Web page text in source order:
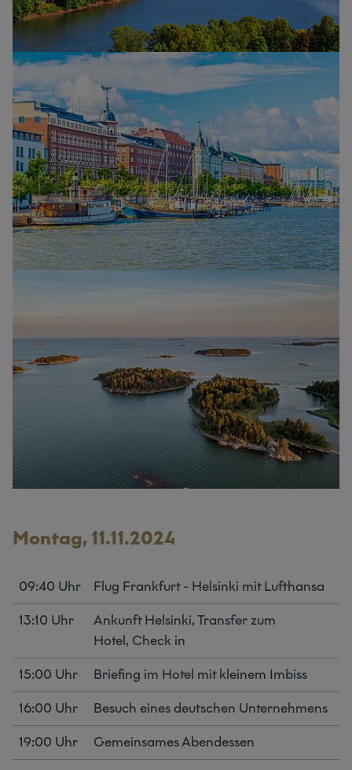
Montag, 11.11.2024
09:40 Uhr Flug Frankfurt - Helsinki mit Lufthansa
13:10 Uhr
Ankunft Helsinki, Transfer zum
Hotel, Check in
15:00 Uhr Briefing im Hotel mit kleinem Imbiss
16:00 Uhr Besuch eines deutschen Unternehmens
19:00 Uhr Gemeinsames Abendessen